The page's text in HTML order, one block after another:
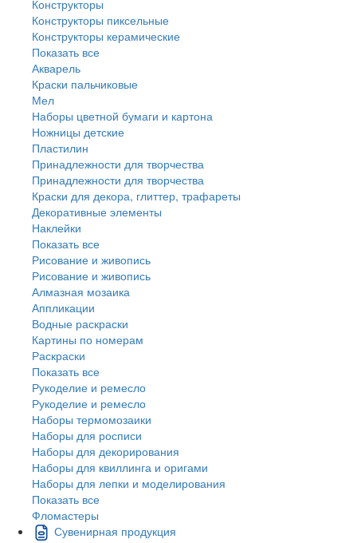
Конструкторы
Конструкторы пиксельные
Конструкторы керамические
Показать все
Акварель
Краски пальчиковые
Мел
Наборы цветной бумаги и картона
Ножницы детские
Пластилин
Принадлежности для творчества
Принадлежности для творчества
Краски для декора, глиттер, трафареты
Декоративные элементы
Наклейки
Показать все
Рисование и живопись
Рисование и живопись
Алмазная мозаика
Аппликации
Водные раскраски
Картины по номерам
Раскраски
Показать все
Рукоделие и ремесло
Рукоделие и ремесло
Наборы термомозаики
Наборы для росписи
Наборы для декорирования
Наборы для квиллинга и оригами
Наборы для лепки и моделирования
Показать все
Фломастеры
Сувенирная продукция